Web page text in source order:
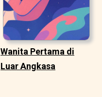
Wanita Pertama di
Luar Angkasa